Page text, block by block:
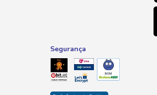
Segurança